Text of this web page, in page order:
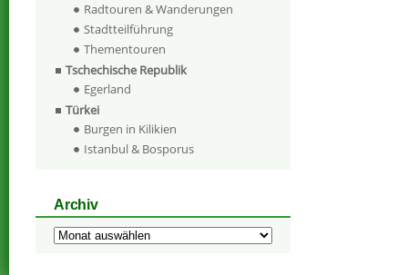
Radtouren & Wanderungen
Stadtteilführung
Thementouren
Tschechische Republik
Egerland
Türkei
Burgen in Kilikien
Istanbul & Bosporus
Archiv
Archiv